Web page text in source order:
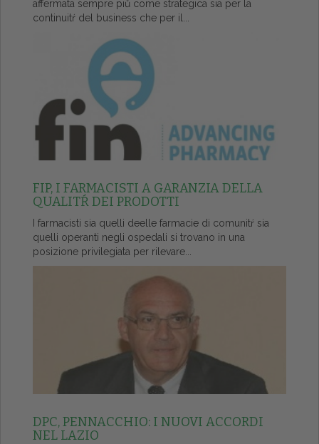
affermata sempre piů come strategica sia per la
continuitŕ del business che per il...
FIP, I FARMACISTI A GARANZIA DELLA
QUALITŔ DEI PRODOTTI
I farmacisti sia quelli deelle farmacie di comunitŕ sia
quelli operanti negli ospedali si trovano in una
posizione privilegiata per rilevare...
DPC, PENNACCHIO: I NUOVI ACCORDI
NEL LAZIO